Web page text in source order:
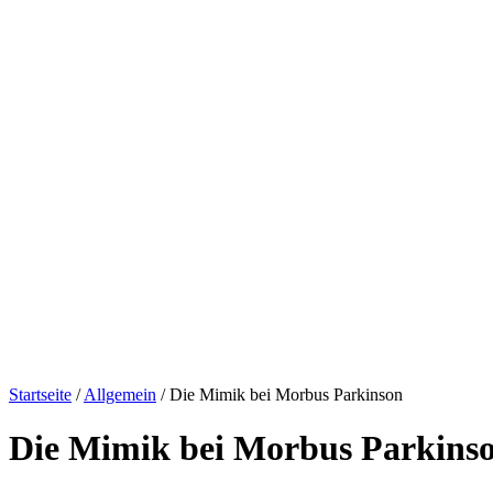
Startseite / Allgemein / Die Mimik bei Morbus Parkinson
Die Mimik bei Morbus